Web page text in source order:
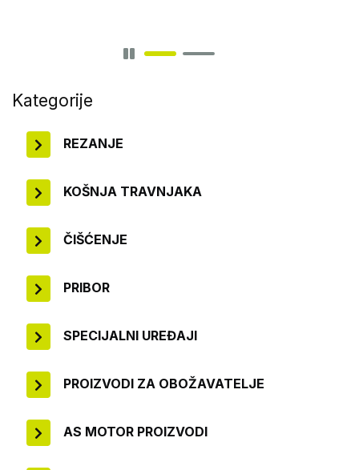
Kategorije
REZANJE
KOŠNJA TRAVNJAKA
ČIŠĆENJE
PRIBOR
SPECIJALNI UREĐAJI
PROIZVODI ZA OBOŽAVATELJE
AS MOTOR PROIZVODI